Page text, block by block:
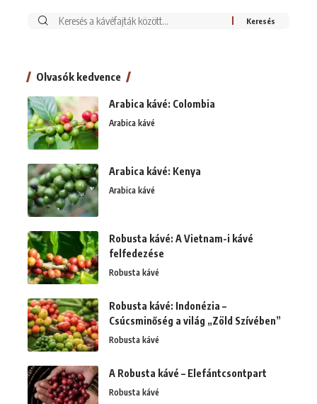
Keresés:
Olvasók kedvence
Arabica kávé: Colombia
Arabica kávé
Arabica kávé: Kenya
Arabica kávé
Robusta kávé: A Vietnam-i kávé
felfedezése
Robusta kávé
Robusta kávé: Indonézia –
Csúcsminőség a világ „Zöld Szívében”
Robusta kávé
A Robusta kávé – Elefántcsontpart
Robusta kávé